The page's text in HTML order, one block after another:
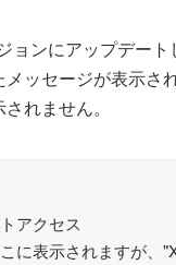
ョンにアップデー
メッセージが表示
れません。
アクセス
に表示されますが、